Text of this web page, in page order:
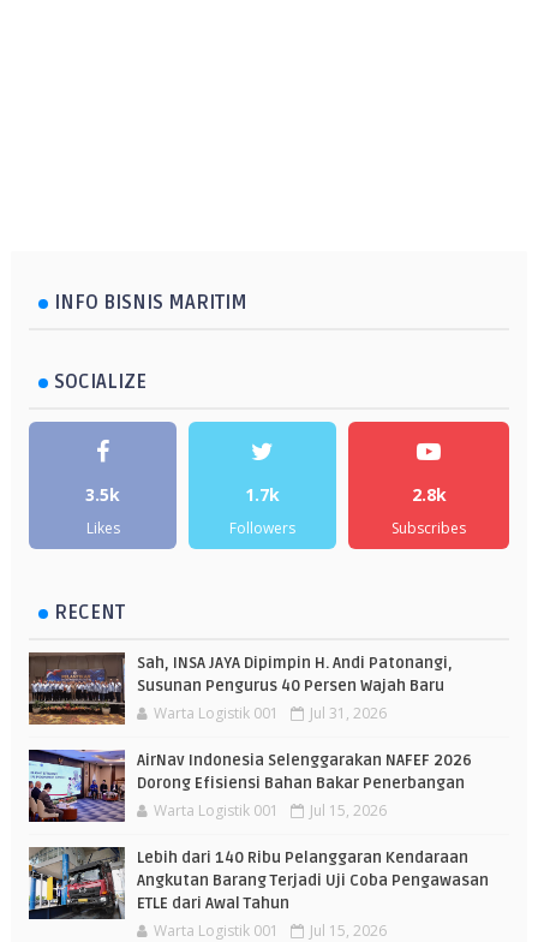
INFO BISNIS MARITIM
SOCIALIZE
3.5k
Likes
1.7k
Followers
2.8k
Subscribes
RECENT
Sah, INSA JAYA Dipimpin H. Andi Patonangi,
Susunan Pengurus 40 Persen Wajah Baru
Warta Logistik 001 Jul 31, 2026
AirNav Indonesia Selenggarakan NAFEF 2026
Dorong Efisiensi Bahan Bakar Penerbangan
Warta Logistik 001 Jul 15, 2026
Lebih dari 140 Ribu Pelanggaran Kendaraan
Angkutan Barang Terjadi Uji Coba Pengawasan
ETLE dari Awal Tahun
Warta Logistik 001 Jul 15, 2026